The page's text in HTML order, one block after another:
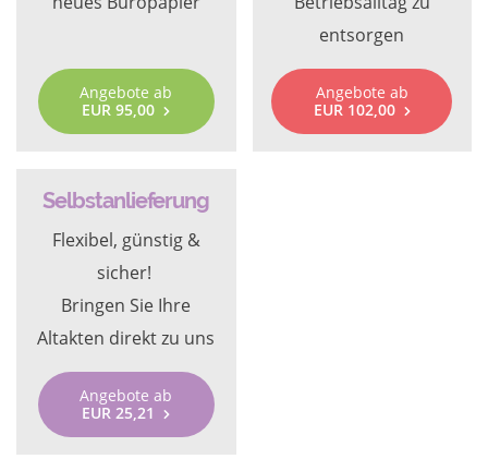
Angebote ab
EUR 95,00
entsorgen
Angebote ab
EUR 102,00
Selbstanlieferung
Flexibel, günstig &
sicher!
Bringen Sie Ihre
Altakten direkt zu uns
Angebote ab
EUR 25,21